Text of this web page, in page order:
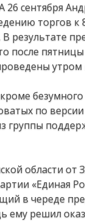
26 сентября
торгов к
результате
после
по
области от
«Единая
в череде
решил